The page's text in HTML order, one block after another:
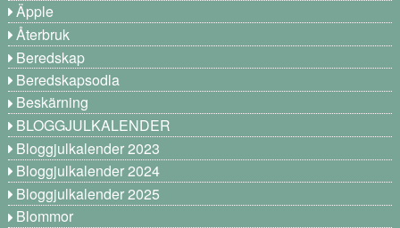
Äpple
Återbruk
Beredskap
Beredskapsodla
Beskärning
BLOGGJULKALENDER
Bloggjulkalender 2023
Bloggjulkalender 2024
Bloggjulkalender 2025
Blommor